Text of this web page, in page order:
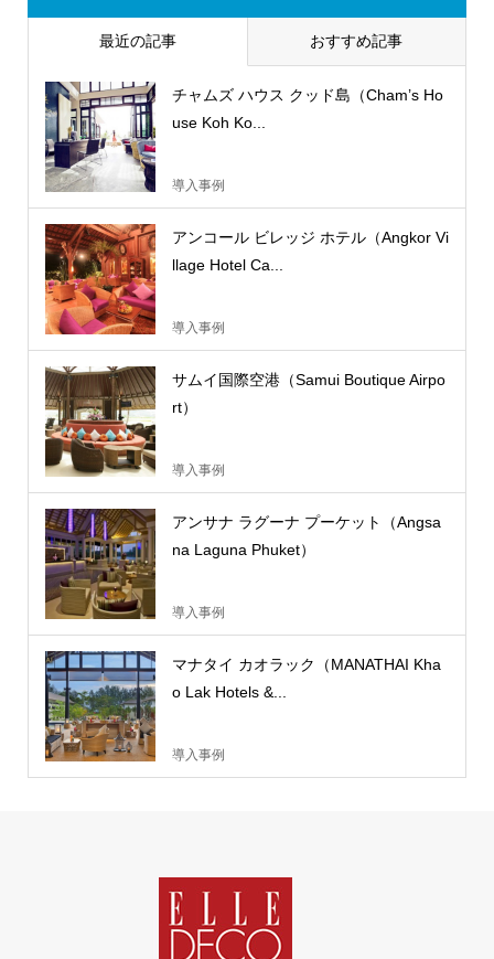
最近の記事 おすすめ記事
チャムズ ハウス クッド島（Cham’s Ho
use Koh Ko...
導入事例
アンコール ビレッジ ホテル（Angkor Vi
llage Hotel Ca...
導入事例
サムイ国際空港（Samui Boutique Airpo
rt）
導入事例
アンサナ ラグーナ プーケット（Angsa
na Laguna Phuket）
導入事例
マナタイ カオラック（MANATHAI Kha
o Lak Hotels &...
導入事例